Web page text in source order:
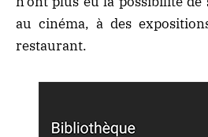
au cinéma, à des
restaurant.